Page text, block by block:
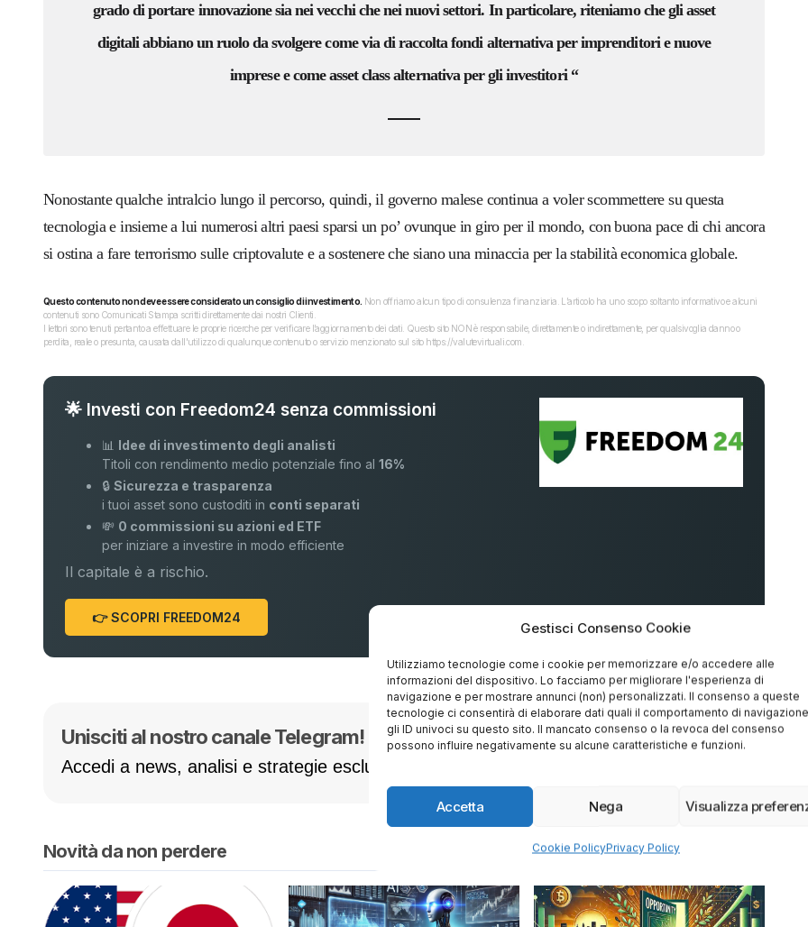
Gestisci Consenso Cookie
Utilizziamo tecnologie come i cookie per memorizzare e/o accedere alle
informazioni del dispositivo. Lo facciamo per migliorare l'esperienza di
navigazione e per mostrare annunci (non) personalizzati. Il consenso a queste
tecnologie ci consentirà di elaborare dati quali il comportamento di
gli ID univoci su questo sito. Il mancato consenso o la revoca del consenso
possono influire negativamente su alcune caratteristiche e funzioni.
Accetta Nega Visualizza
Cookie PolicyPrivacy Policy
grado di portare innovazione sia nei vecchi che nei nuovi settori. In particolare, riteniamo che gli asset
digitali abbiano un ruolo da svolgere come via di raccolta fondi alternativa per imprenditori e nuove
imprese e come asset class alternativa per gli investitori “
Nonostante qualche intralcio lungo il percorso, quindi, il governo malese continua a voler scommettere su questa
tecnologia e insieme a lui numerosi altri paesi sparsi un po’ ovunque in giro per il mondo, con buona pace di chi ancora
si ostina a fare terrorismo sulle criptovalute e a sostenere che siano una minaccia per la stabilità economica globale.
Questo contenuto non deve essere considerato un consiglio di investimento. Non offriamo alcun tipo di consulenza finanziaria. L’articolo ha uno scopo soltanto informativo e alcuni
contenuti sono Comunicati Stampa scritti direttamente dai nostri Clienti.
I lettori sono tenuti pertanto a effettuare le proprie ricerche per verificare l’aggiornamento dei dati. Questo sito NON è responsabile, direttamente o indirettamente, per qualsivoglia danno o
perdita, reale o presunta, causata dall'utilizzo di qualunque contenuto o servizio menzionato sul sito https://valutevirtuali.com.
🌟 Investi con Freedom24 senza commissioni
📊 Idee di investimento degli analisti
Titoli con rendimento medio potenziale fino al16%
🔒Sicurezza e trasparenza
i tuoi asset sono custoditi in conti separati
💸 0 commissioni su azioni ed ETF
per iniziare a investire in modo efficiente
Il capitale è a rischio.
👉 SCOPRI FREEDOM24
Unisciti al nostro canale Telegram! 🚀
Accedi a news, analisi e strategie esclusive per i tuoi investimenti 💹
Novità da non perdere